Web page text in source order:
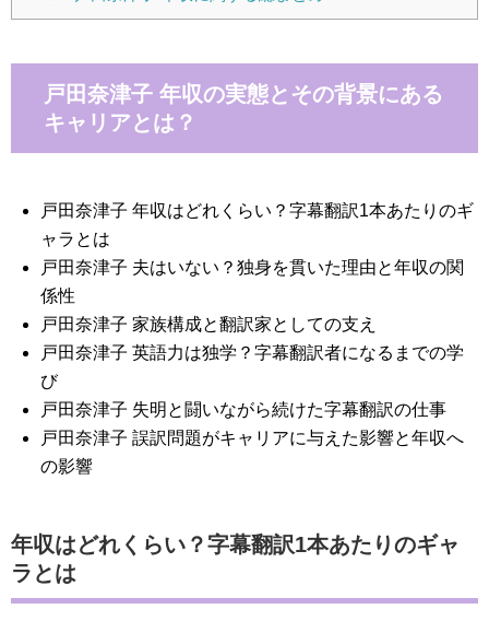
戸田奈津子 年収の実態とその背景にある
キャリアとは？
戸田奈津子 年収はどれくらい？字幕翻訳1本あたりのギ
ャラとは
戸田奈津子 夫はいない？独身を貫いた理由と年収の関
係性
戸田奈津子 家族構成と翻訳家としての支え
戸田奈津子 英語力は独学？字幕翻訳者になるまでの学
び
戸田奈津子 失明と闘いながら続けた字幕翻訳の仕事
戸田奈津子 誤訳問題がキャリアに与えた影響と年収へ
の影響
年収はどれくらい？字幕翻訳1本あたりのギャ
ラとは